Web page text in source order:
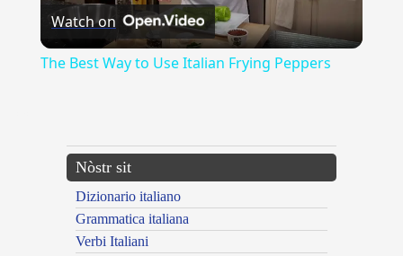
Video
Watch on
The Best Way to Use Italian Frying Peppers
Nòstr sit
Dizionario italiano
Grammatica italiana
Verbi Italiani